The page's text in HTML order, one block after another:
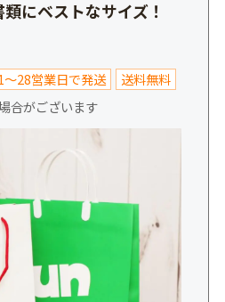
にベストなサイズ！
～28営業日で発送
送料無料
合がございます